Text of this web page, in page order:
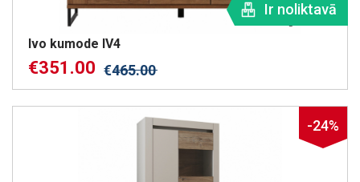
Ir noliktavā
Ivo kumode IV4
€351.00 €465.00
-24%